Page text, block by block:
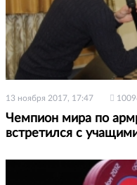
13 ноября 2017, 17:47
Чемпион мира по
встретился с